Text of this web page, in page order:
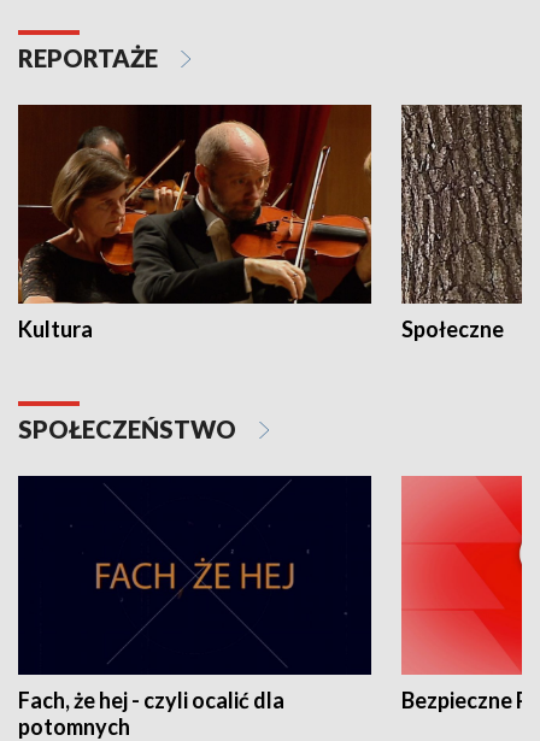
REPORTAŻE
Kultura Społeczne
SPOŁECZEŃSTWO
Fach, że hej - czyli ocalić dla
potomnych
Bezpieczne